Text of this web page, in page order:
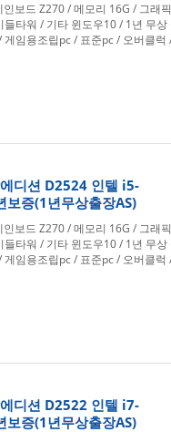
보드 Z270 / 메모리 16G / 그래
타워 / 기타 윈도우10 / 1년 무상
임용조립pc / 표준pc / 오버클
디션 D2524 인텔 i5-
증(1년무상출장AS)
보드 Z270 / 메모리 16G / 그래
타워 / 기타 윈도우10 / 1년 무상
임용조립pc / 표준pc / 오버클
디션 D2522 인텔 i7-
증(1년무상출장AS)